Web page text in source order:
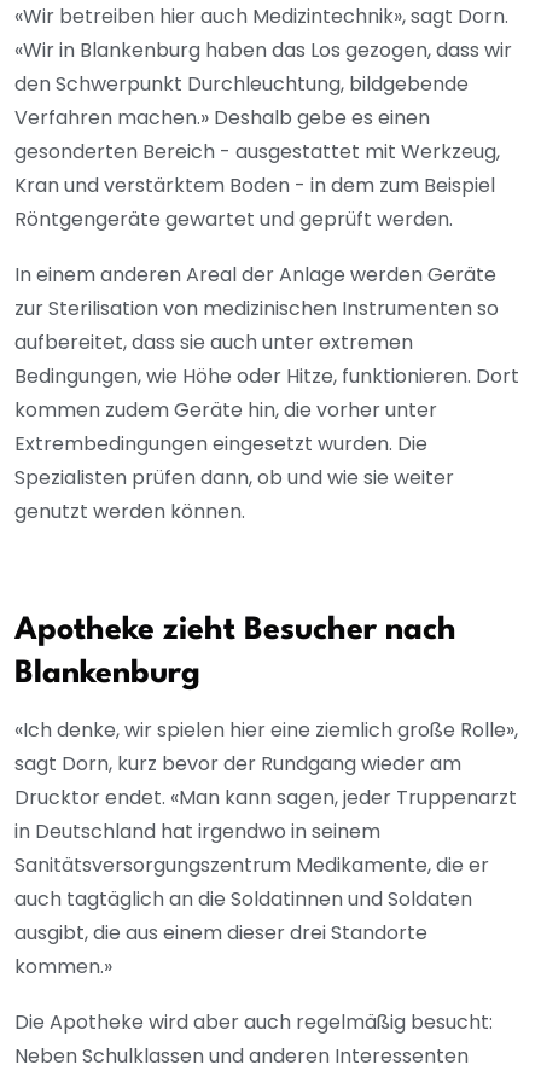
«Wir betreiben hier auch Medizintechnik», sagt Dorn.
«Wir in Blankenburg haben das Los gezogen, dass wir
den Schwerpunkt Durchleuchtung, bildgebende
Verfahren machen.» Deshalb gebe es einen
gesonderten Bereich - ausgestattet mit Werkzeug,
Kran und verstärktem Boden - in dem zum Beispiel
Röntgengeräte gewartet und geprüft werden.
In einem anderen Areal der Anlage werden Geräte
zur Sterilisation von medizinischen Instrumenten so
aufbereitet, dass sie auch unter extremen
Bedingungen, wie Höhe oder Hitze, funktionieren. Dort
kommen zudem Geräte hin, die vorher unter
Extrembedingungen eingesetzt wurden. Die
Spezialisten prüfen dann, ob und wie sie weiter
genutzt werden können.
Apotheke zieht Besucher nach
Blankenburg
«Ich denke, wir spielen hier eine ziemlich große Rolle»,
sagt Dorn, kurz bevor der Rundgang wieder am
Drucktor endet. «Man kann sagen, jeder Truppenarzt
in Deutschland hat irgendwo in seinem
Sanitätsversorgungszentrum Medikamente, die er
auch tagtäglich an die Soldatinnen und Soldaten
ausgibt, die aus einem dieser drei Standorte
kommen.»
Die Apotheke wird aber auch regelmäßig besucht:
Neben Schulklassen und anderen Interessenten